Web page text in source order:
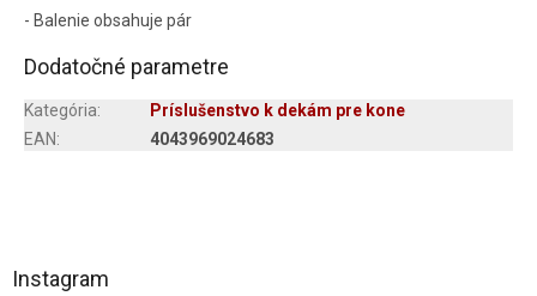
- Balenie obsahuje pár
Dodatočné parametre
Kategória:
Príslušenstvo k dekám pre kone
EAN: 4043969024683
á
Instagram